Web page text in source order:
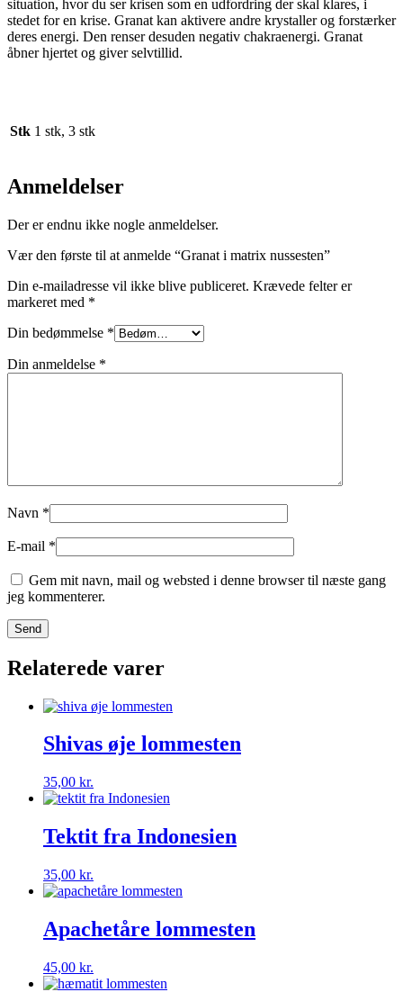
situation, hvor du ser krisen som en udfordring der skal klares, i
stedet for en krise. Granat kan aktivere andre krystaller og forstærker
deres energi. Den renser desuden negativ chakraenergi. Granat
åbner hjertet og giver selvtillid.
Stk 1 stk, 3 stk
Anmeldelser
Der er endnu ikke nogle anmeldelser.
Vær den første til at anmelde “Granat i matrix nussesten”
Din e-mailadresse vil ikke blive publiceret. Krævede felter er
markeret med *
Din bedømmelse *
Din anmeldelse *
Navn *
E-mail *
Gem mit navn, mail og websted i denne browser til næste gang
jeg kommenterer.
Relaterede varer
Shivas øje lommesten
35,00 kr.
Tektit fra Indonesien
35,00 kr.
Apachetåre lommesten
45,00 kr.